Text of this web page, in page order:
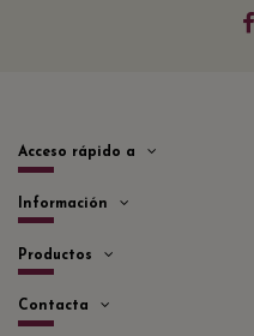
Acceso rápido a
Información
Productos
Contacta